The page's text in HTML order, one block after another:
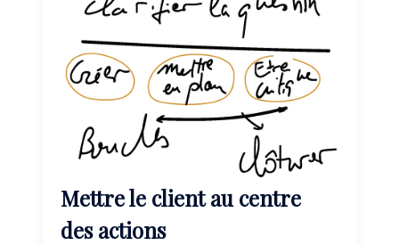
Mettre le client au centre
des actions